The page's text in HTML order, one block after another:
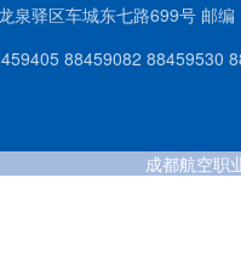
泉驿区车城东七路699号 邮编
88459082 88459530
成都航空职